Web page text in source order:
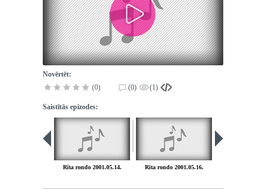
Novērtēt:
(0)
(0) (1)
Saistītās epizodes:
Rīta rondo 2001.05.14. Rīta rondo 2001.05.16.